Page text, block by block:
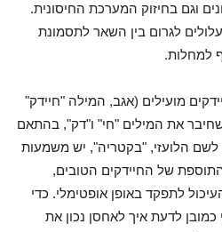
וגם בחיזוק המערכת החיסונית.
לגרום בין השאר לתסמונת
למחלות.
מועילים (אגב, המילה "חיידק"
את המילים "חי" ו"דק", בהתאם
לשם הלועזי, "בקטריה", יש משמעות
של החיידקים הטובים,
לתפקד באופן אופטימלי. כדי
לדעת איך לאחסן נכון את